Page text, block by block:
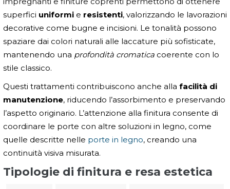
superfici uniformi e resistenti, valorizzando le lavorazioni
decorative come bugne e incisioni. Le tonalità possono
spaziare dai colori naturali alle laccature più sofisticate,
mantenendo una profondità cromatica coerente con lo
stile classico.
Questi trattamenti contribuiscono anche alla facilità di
manutenzione, riducendo l’assorbimento e preservando
l’aspetto originario. L’attenzione alla finitura consente di
coordinare le porte con altre soluzioni in legno, come
quelle descritte nelle porte in legno, creando una
continuità visiva misurata.
Tipologie di finitura e resa estetica